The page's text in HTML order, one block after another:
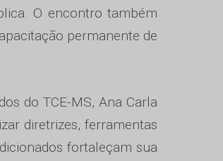
O encontro também
permanente de
do TCE-MS, Ana Carla
diretrizes, ferramentas
fortaleçam sua